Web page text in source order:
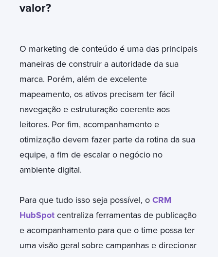
valor?
O marketing de conteúdo é uma das principais
maneiras de construir a autoridade da sua
marca. Porém, além de excelente
mapeamento, os ativos precisam ter fácil
navegação e estruturação coerente aos
leitores. Por fim, acompanhamento e
otimização devem fazer parte da rotina da sua
equipe, a fim de escalar o negócio no
ambiente digital.
Para que tudo isso seja possível, o CRM
HubSpot centraliza ferramentas de publicação
e acompanhamento para que o time possa ter
uma visão geral sobre campanhas e direcionar